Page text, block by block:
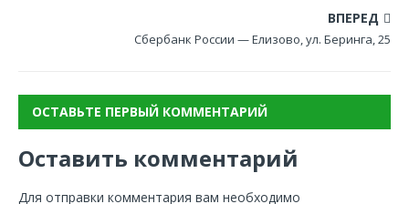
ВПЕРЕД
Сбербанк России — Елизово, ул. Беринга, 25
ОСТАВЬТЕ ПЕРВЫЙ КОММЕНТАРИЙ
Оставить комментарий
Для отправки комментария вам необходимо